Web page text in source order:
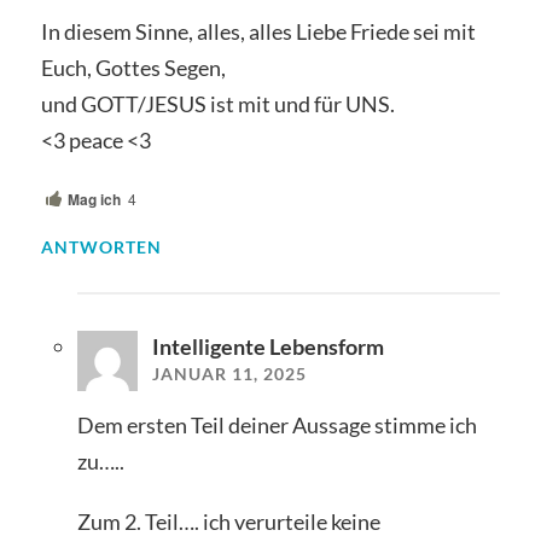
In diesem Sinne, alles, alles Liebe Friede sei mit
Euch, Gottes Segen,
und GOTT/JESUS ist mit und für UNS.
<3 peace <3
Mag ich 4
ANTWORTEN
Intelligente Lebensform
JANUAR 11, 2025
Dem ersten Teil deiner Aussage stimme ich
zu…..
Zum 2. Teil…. ich verurteile keine